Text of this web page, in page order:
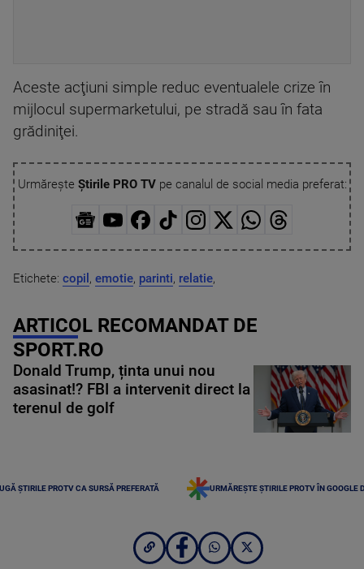
Aceste acţiuni simple reduc eventualele crize în
mijlocul supermarketului, pe stradă sau în fata
grădiniţei.
Urmărește Știrile PRO TVpe canalul de social media preferat:
Etichete: copil , emotie, parinti, relatie,
ARTICOL RECOMANDAT DE
SPORT.RO
Donald Trump, ținta unui nou
asasinat!? FBI a intervenit direct la
terenul de golf
ȘTIRILE PROTV CA SURSĂ PREFERATĂ URMĂREȘTE ȘTIRILE PROTV ÎN GOOGLE